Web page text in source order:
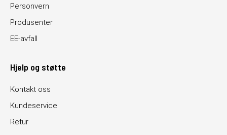
Personvern
Produsenter
EE-avfall
Hjelp og støtte
Kontakt oss
Kundeservice
Retur